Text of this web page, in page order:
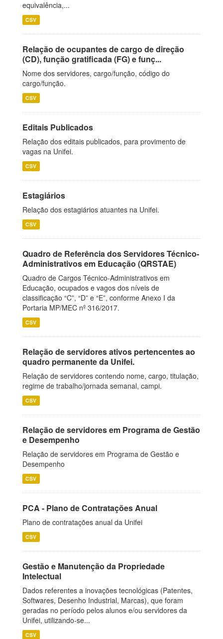
equivalência,...
CSV
Relação de ocupantes de cargo de direção
(CD), função gratificada (FG) e funç...
Nome dos servidores, cargo/função, código do
cargo/função.
CSV
Editais Publicados
Relação dos editais publicados, para provimento de
vagas na Unifei.
CSV
Estagiários
Relação dos estagiários atuantes na Unifei.
CSV
Quadro de Referência dos Servidores Técnico-
Administrativos em Educação (QRSTAE)
Quadro de Cargos Técnico-Administrativos em
Educação, ocupados e vagos dos níveis de
classificação “C”, “D” e “E”, conforme Anexo I da
Portaria MP/MEC nº 316/2017.
CSV
Relação de servidores ativos pertencentes ao
quadro permanente da Unifei.
Relação de servidores contendo nome, cargo, titulação,
regime de trabalho/jornada semanal, campi.
CSV
Relação de servidores em Programa de Gestão
e Desempenho
Relação de servidores em Programa de Gestão e
Desempenho
CSV
PCA - Plano de Contratações Anual
Plano de contratações anual da Unifei
CSV
Gestão e Manutenção da Propriedade
Intelectual
Dados referentes a inovações tecnológicas (Patentes,
Softwares, Desenho Industrial, Marcas), que foram
geradas no período pelos alunos e/ou servidores da
Unifei, utilizando-se...
CSV